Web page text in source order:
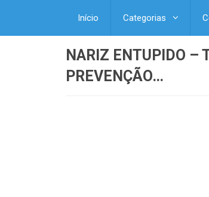
Início Categorias
NARIZ ENTUPIDO –
PREVENÇÃO…